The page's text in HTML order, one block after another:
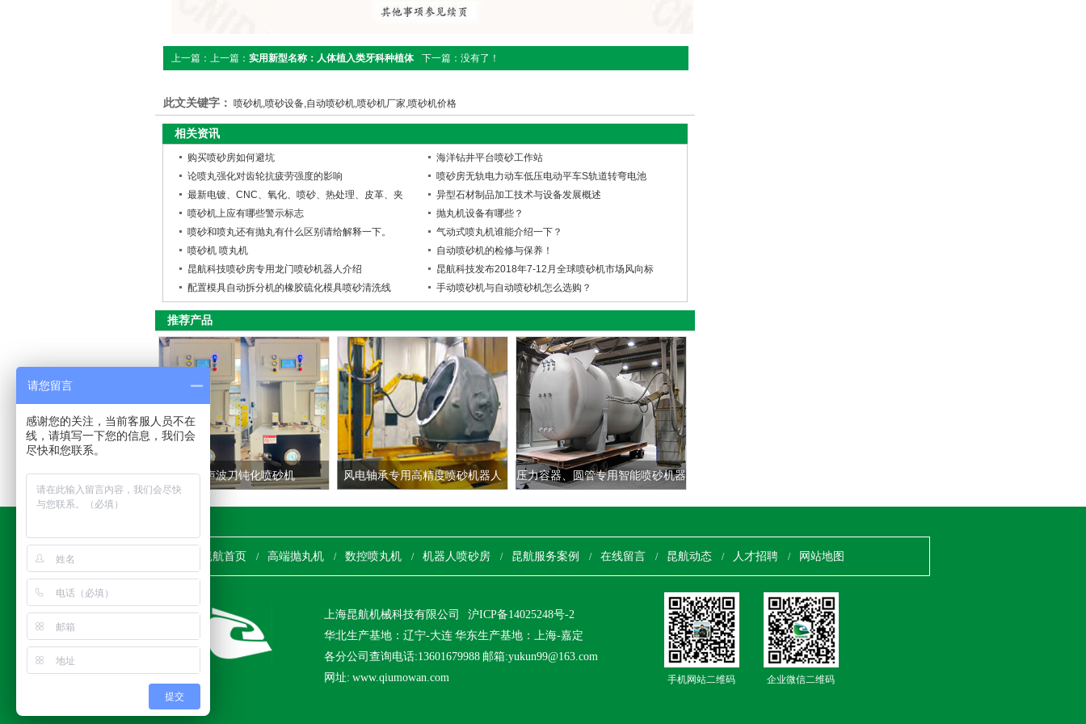
下一篇：没有了！
上一篇：上一篇： 实用新型名称：人体植入类牙科种植体
此文关键字： 喷砂机,喷砂设备,自动喷砂机,喷砂机厂家,喷砂机价格
相关资讯
购买喷砂房如何避坑
海洋钻井平台喷砂工作站
论喷丸强化对齿轮抗疲劳强度的影响
喷砂房无轨电力动车低压电动平车S轨道转弯电池
最新电镀、CNC、氧化、喷砂、热处理、皮革、夹
异型石材制品加工技术与设备发展概述
喷砂机上应有哪些警示标志
抛丸机设备有哪些？
喷砂和喷丸还有抛丸有什么区别请给解释一下。
气动式喷丸机谁能介绍一下？
喷砂机 喷丸机
自动喷砂机的检修与保养！
昆航科技喷砂房专用龙门喷砂机器人介绍
昆航科技发布2018年7-12月全球喷砂机市场风向标
配置模具自动拆分机的橡胶硫化模具喷砂清洗线
手动喷砂机与自动喷砂机怎么选购？
推荐产品
超声波刀钝化喷砂机 风电轴承专用高精度喷砂机器人 压力容器、圆管专用智能喷砂机器
人
昆航首页 / 高端抛丸机 / 数控喷丸机 / 机器人喷砂房 / 昆航服务案例 / 在线留言 / 昆航动态 / 人才招聘 / 网站地图
上海昆航机械科技有限公司
沪ICP备14025248号-2
华北生产基地：辽宁-大连 华东生产基地：上海-嘉定
各分公司查询电话:13601679988 邮箱:yukun99@163.com
网址: www.qiumowan.com
手机网站二维码 企业微信二维码
请您留言
感谢您的关注，当前客服人员不在
线，请填写一下您的信息，我们会
尽快和您联系。
提交